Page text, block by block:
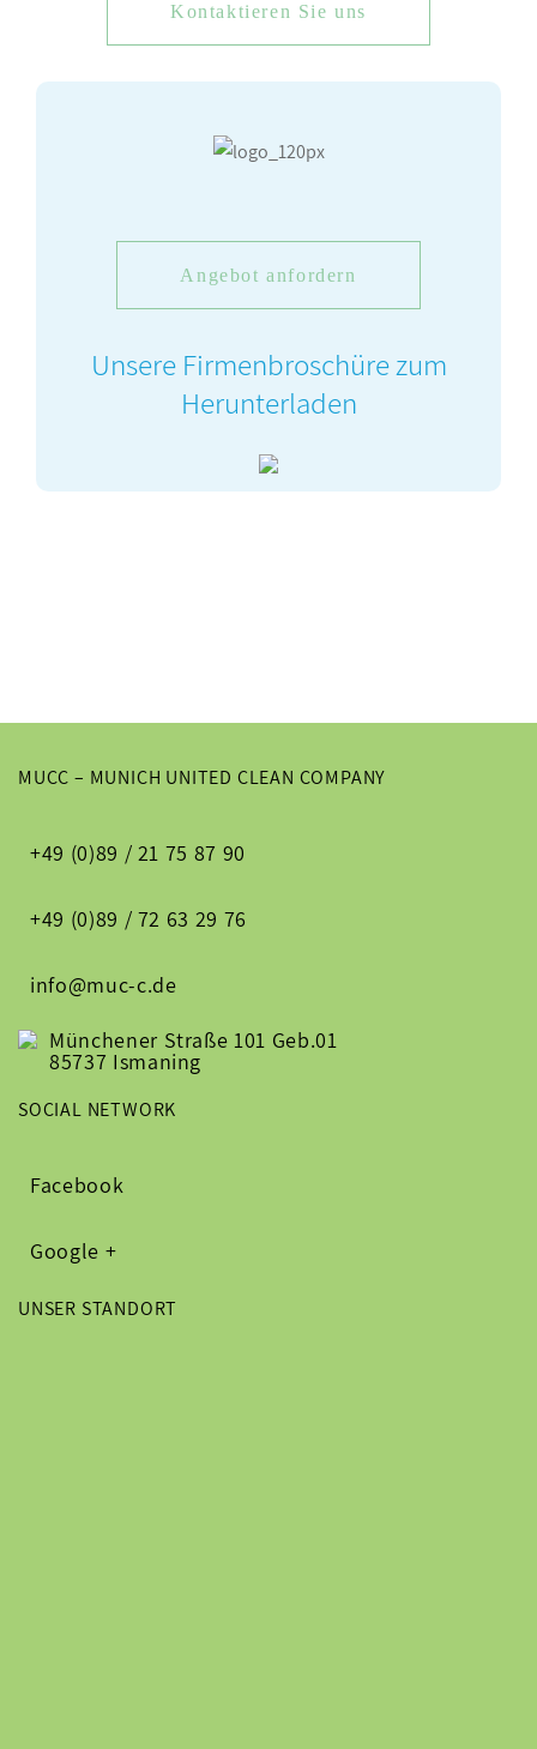
Kontaktieren Sie uns
Angebot anfordern
Unsere Firmenbroschüre zum
Herunterladen
MUCC – MUNICH UNITED CLEAN COMPANY
+49 (0)89 / 21 75 87 90
+49 (0)89 / 72 63 29 76
info@muc-c.de
Münchener Straße 101 Geb.01
85737 Ismaning
SOCIAL NETWORK
Facebook
Google +
UNSER STANDORT